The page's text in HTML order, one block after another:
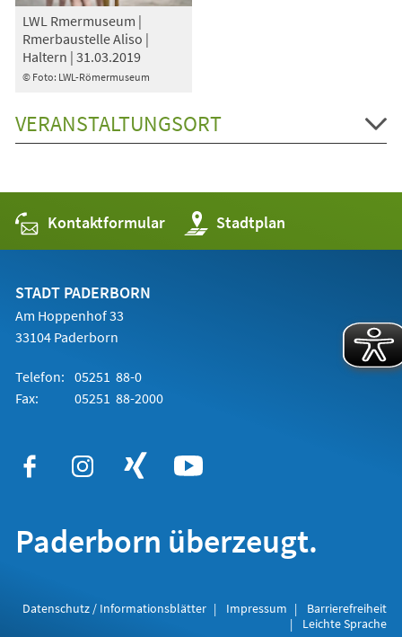
© Foto: LWL-Römermuseum
LWL Rmermuseum |
Rmerbaustelle Aliso |
Haltern | 31.03.2019
VERANSTALTUNGSORT
Kontaktformular Stadtplan
(Öffnet
in
einem
STADT PADERBORN
Am Hoppenhof 33
33104 Paderborn
Telefon: 05251 88-0
Fax:
05251 88-2000
Paderborn überzeugt.
Datenschutz / Informationsblätter Impressum
Barrierefreiheit
Leichte Sprache